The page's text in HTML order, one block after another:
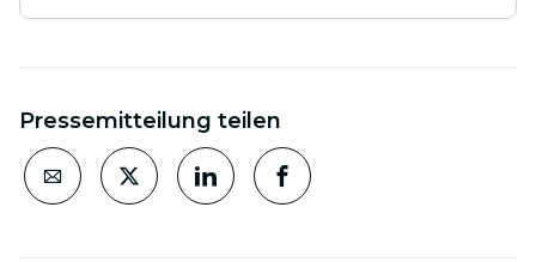
Pressemitteilung teilen